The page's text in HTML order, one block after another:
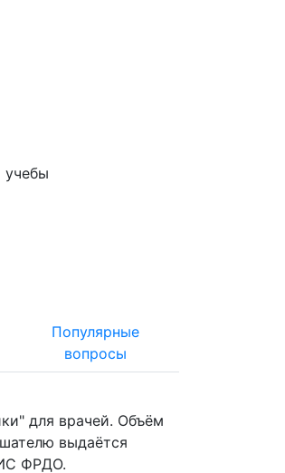
учебы
Популярные
вопросы
для врачей. Объём
выдаётся
ФРДО.